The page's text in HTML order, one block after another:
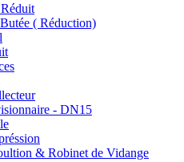
( Réduction)
- DN15
& Robinet de Vidange